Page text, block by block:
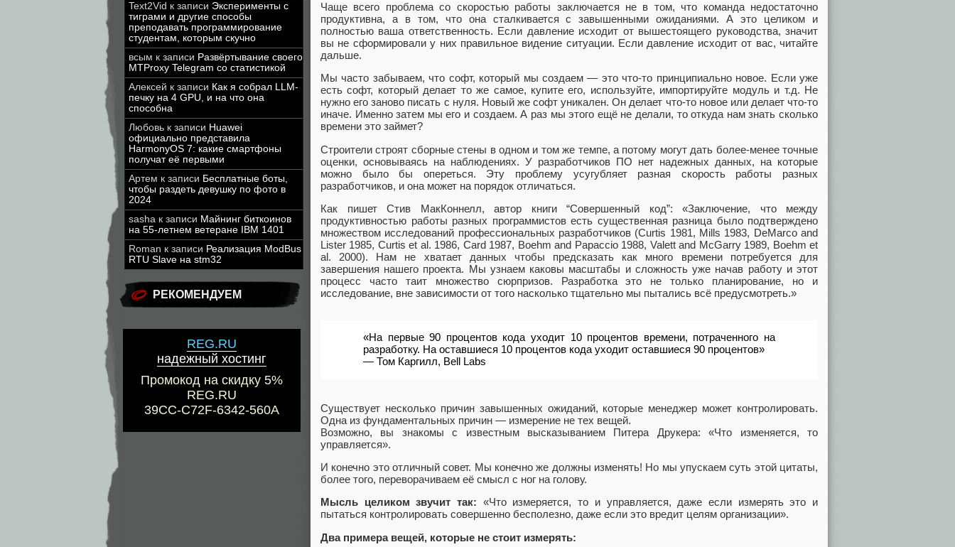
Text2Vid к записи Эксперименты с
тиграми и другие способы
преподавать программирование
студентам, которым скучно
всым к записи Развёртывание своего
MTProxy Telegram со статистикой
Алексей к записи Как я собрал LLM-
печку на 4 GPU, и на что она
способна
Любовь к записи Huawei
официально представила
HarmonyOS 7: какие смартфоны
получат её первыми
Артем к записи Бесплатные боты,
чтобы раздеть девушку по фото в
2024
sasha к записи Майнинг биткоинов
на 55-летнем ветеране IBM 1401
Roman к записи Реализация ModBus
RTU Slave на stm32
РЕКОМЕНДУЕМ
REG.RU
надежный хостинг
Промокод на скидку 5%
REG.RU
39CC-C72F-6342-560A
Чаще всего проблема со скоростью работы заключается не в том, что команда недостаточно
продуктивна, а в том, что она сталкивается с завышенными ожиданиями. А это целиком и
полностью ваша ответственность. Если давление исходит от вышестоящего руководства, значит
вы не сформировали у них правильное видение ситуации. Если давление исходит от вас, читайте
дальше.
Мы часто забываем, что софт, который мы создаем — это что-то принципиально новое. Если уже
есть софт, который делает то же самое, купите его, используйте, импортируйте модуль и т.д. Не
нужно его заново писать с нуля. Новый же софт уникален. Он делает что-то новое или делает что-то
иначе. Именно затем мы его и создаем. А раз мы этого ещё не делали, то откуда нам знать сколько
времени это займет?
Строители строят сборные стены в одном и том же темпе, а потому могут дать более-менее точные
оценки, основываясь на наблюдениях. У разработчиков ПО нет надежных данных, на которые
можно было бы опереться. Эту проблему усугубляет разная скорость работы разных
разработчиков, и она может на порядок отличаться.
Как пишет Стив МакКоннелл, автор книги “Совершенный код”: «Заключение, что между
продуктивностью работы разных программистов есть существенная разница было подтверждено
множеством исследований профессиональных разработчиков (Curtis 1981, Mills 1983, DeMarco and
Lister 1985, Curtis et al. 1986, Card 1987, Boehm and Papaccio 1988, Valett and McGarry 1989, Boehm et
al. 2000). Нам не хватает данных чтобы предсказать как много времени потребуется для
завершения нашего проекта. Мы узнаем каковы масштабы и сложность уже начав работу и этот
процесс часто таит множество сюрпризов. Разработка это не только планирование, но и
исследование, вне зависимости от того насколько тщательно мы пытались всё предусмотреть.»
«На первые 90 процентов кода уходит 10 процентов времени, потраченного на
разработку. На оставшиеся 10 процентов кода уходит оставшиеся 90 процентов»
— Том Каргилл, Bell Labs
Существует несколько причин завышенных ожиданий, которые менеджер может контролировать.
Одна из фундаментальных причин — измерение не тех вещей.
Возможно, вы знакомы с известным высказыванием Питера Друкера: «Что изменяется, то
управляется».
И конечно это отличный совет. Мы конечно же должны изменять! Но мы упускаем суть этой цитаты,
более того, переворачиваем её смысл с ног на голову.
Мысль целиком звучит так: «Что измеряется, то и управляется, даже если измерять это и
пытаться контролировать совершенно бесполезно, даже если это вредит целям организации».
Два примера вещей, которые не стоит измерять: